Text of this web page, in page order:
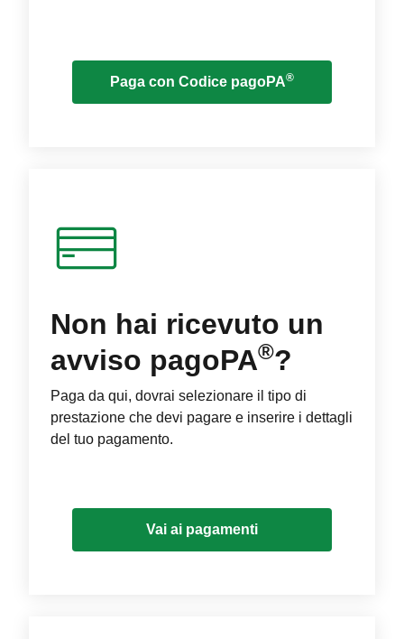
Paga con Codice pagoPA®
Non hai ricevuto un
avviso pagoPA®?
Paga da qui, dovrai selezionare il tipo di
prestazione che devi pagare e inserire i dettagli
del tuo pagamento.
Vai ai pagamenti